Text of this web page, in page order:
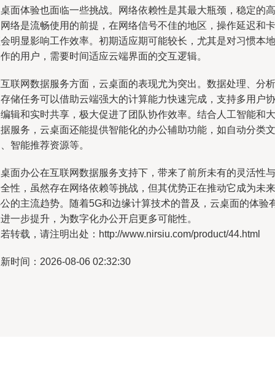
面体验也面临一些挑战。网络依赖性是其最大瓶颈，稳定的高
络是流畅使用的前提，在网络信号不佳的地区，操作延迟和卡
明显影响工作效率。初期适应期可能较长，尤其是对习惯本地
的用户，需要时间适应云端界面的交互逻辑。
联网数据服务方面，云桌面的表现尤为突出。数据处理、分析
储任务可以借助云端强大的计算能力快速完成，支持多用户协
辑和实时共享，极大促进了团队协作效率。结合人工智能和大
服务，云桌面还能提供智能化的办公辅助功能，如自动分类文
智能推荐资源等。
面办公在互联网数据服务支持下，带来了前所未有的灵活性与
性，虽然存在网络依赖等挑战，但其优势正在推动它成为未来
的主流趋势。随着5G和边缘计算技术的普及，云桌面的体验
一步提升，为数字化办公开启更多可能性。
转载，请注明出处：http://www.nirsiu.com/product/44.html
时间：2026-08-06 02:32:30